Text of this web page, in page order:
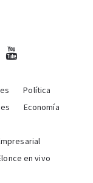
Política
Economía
en vivo